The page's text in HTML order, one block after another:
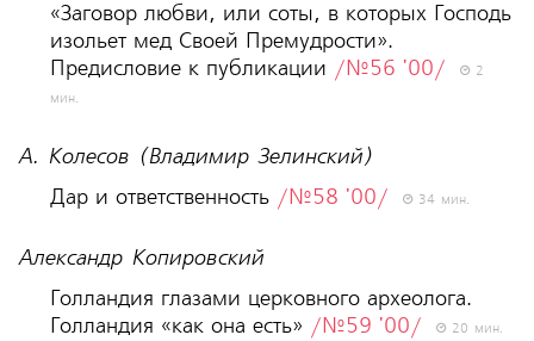
«Заговор любви, или соты, в которых Господь
изольет мед Своей Премудрости».
Предисловие к публикации /№56 '00/
2
мин.
А. Колесов (Владимир Зелинский)
Дар и ответственность /№58 '00/ 34 мин.
Александр Копировский
Голландия глазами церковного археолога.
Голландия «как она есть» /№59 '00/ 20 мин.